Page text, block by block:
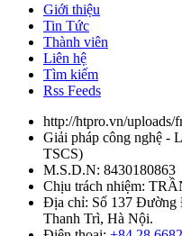
Giới thiệu
Tin Tức
Thành viên
Liên hệ
Tìm kiếm
Rss Feeds
http://htpro.vn/uploads/
Giải pháp công nghệ -
TSCS)
M.S.D.N: 8430180863
Chịu trách nhiệm:
Địa chỉ: Số 137
Thanh Trì, Hà Nội.